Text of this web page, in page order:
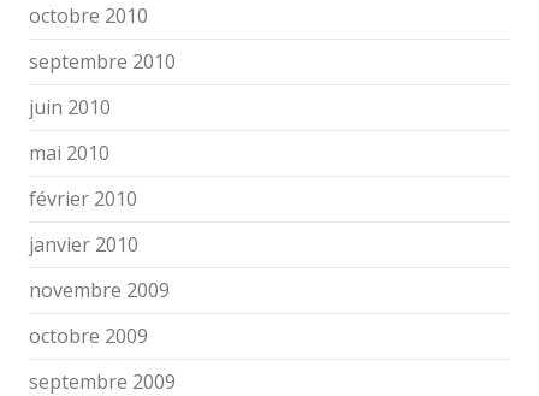
octobre 2010
septembre 2010
juin 2010
mai 2010
février 2010
janvier 2010
novembre 2009
octobre 2009
septembre 2009